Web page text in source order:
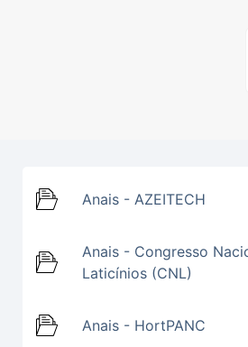
Anais - AZEITECH
Anais - Congresso
Laticínios (CNL)
Anais - HortPANC